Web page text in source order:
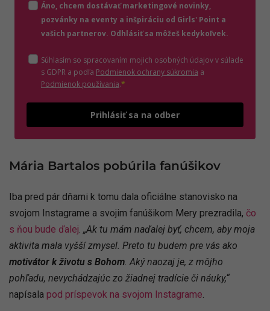
Áno, chcem dostávať marketingové novinky,
pozvánky na eventy a inšpiráciu od Girls' Point a
vašich partnerov. Odhlásiť sa môžeš kedykoľvek.
Súhlasím so spracovaním mojich osobných údajov v súlade
s GDPR a podľa Podmienok ochrany súkromia (otvorí sa v novom
a
Podmienok používania(otvorí sa v novom okne)
.*
Prihlásiť sa na odber
Mária Bartalos pobúrila fanúšikov
Iba pred pár dňami k tomu dala oficiálne stanovisko na
svojom Instagrame a svojim fanúšikom Mery prezradila, čo
s ňou bude ďalej. „Ak tu mám naďalej byť, chcem, aby moja
aktivita mala vyšší zmysel. Preto tu budem pre vás ako
motivátor k životu s Bohom. Aký naozaj je, z môjho
pohľadu, nevychádzajúc zo žiadnej tradície či náuky,“
napísala pod príspevok na svojom Instagrame.